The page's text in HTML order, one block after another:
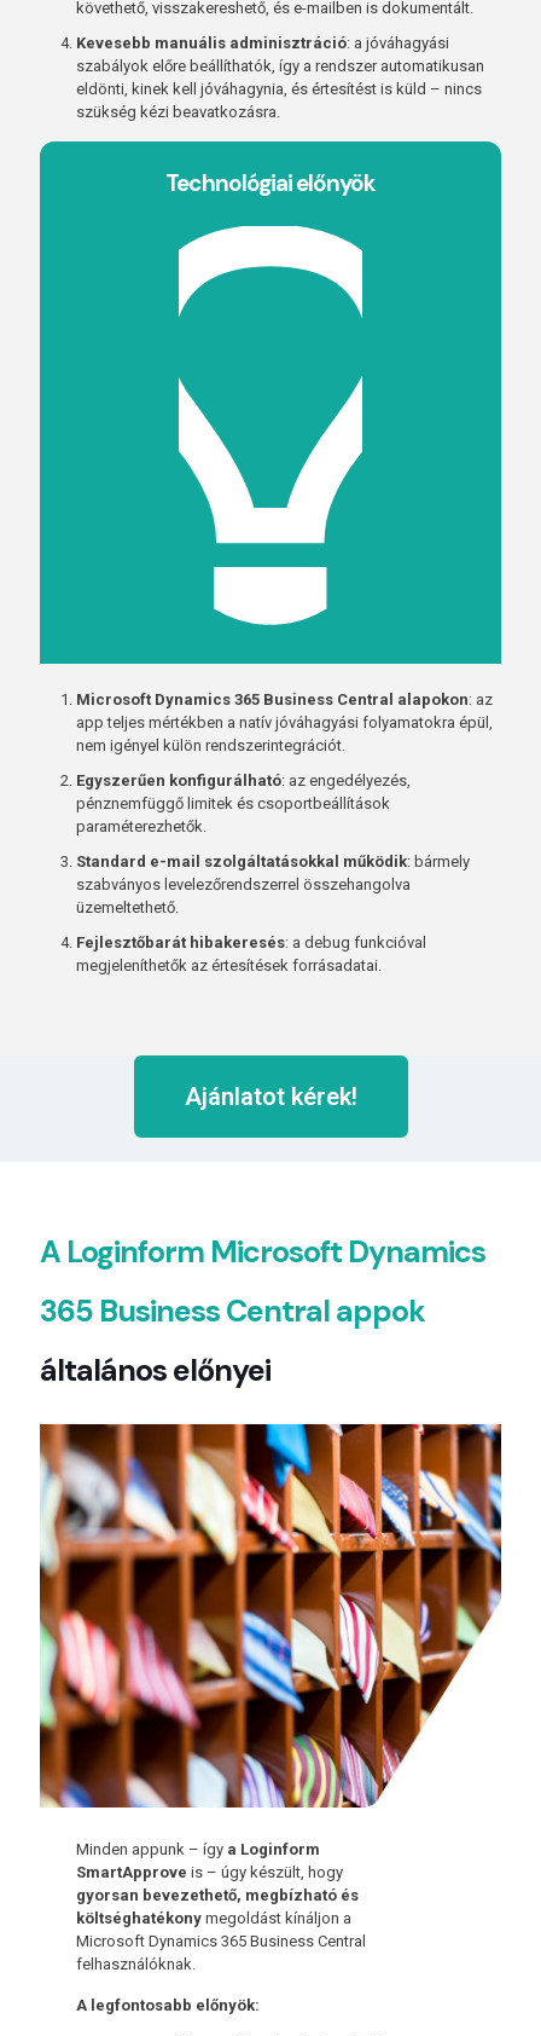
követhető, visszakereshető, és e-mailben is dokumentált.
Kevesebb manuális adminisztráció: a jóváhagyási
szabályok előre beállíthatók, így a rendszer automatikusan
eldönti, kinek kell jóváhagynia, és értesítést is küld – nincs
szükség kézi beavatkozásra.
Technológiai előnyök
Microsoft Dynamics 365 Business Central alapokon: az
app teljes mértékben a natív jóváhagyási folyamatokra épül,
nem igényel külön rendszerintegrációt.
Egyszerűen konfigurálható: az engedélyezés,
pénznemfüggő limitek és csoportbeállítások
paraméterezhetők.
Standard e-mail szolgáltatásokkal működik: bármely
szabványos levelezőrendszerrel összehangolva
üzemeltethető.
Fejlesztőbarát hibakeresés: a debug funkcióval
megjeleníthetők az értesítések forrásadatai.
Ajánlatot kérek!
A Loginform Microsoft Dynamics
365 Business Central appok
általános előnyei
Minden appunk – így a Loginform
SmartApprove is – úgy készült, hogy
gyorsan bevezethető, megbízható és
költséghatékony megoldást kínáljon a
Microsoft Dynamics 365 Business Central
felhasználóknak.
A legfontosabb előnyök: